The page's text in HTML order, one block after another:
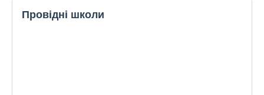
Провідні школи